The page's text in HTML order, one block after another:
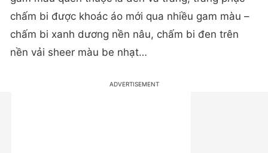
chấm bi được khoác áo mới qua nhiều gam màu –
chấm bi xanh dương nền nâu, chấm bi đen trên
nền vải sheer màu be nhạt…